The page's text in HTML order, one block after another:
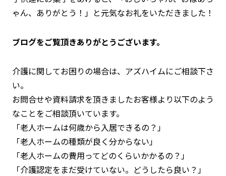
ゃん、ありがとう！」と元気なお礼をいただきました！
ブログをご覧頂きありがとうございます。
介護に関してお困りの場合は、アズハイムにご相談下さ
い。
お問合せや資料請求を頂きましたお客様より以下のよう
なことをご相談頂いています。
「老人ホームは何歳から入居できるの？」
「老人ホームの種類が良く分からない」
「老人ホームの費用ってどのくらいかかるの？」
「介護認定をまだ受けていない。どうしたら良い？」